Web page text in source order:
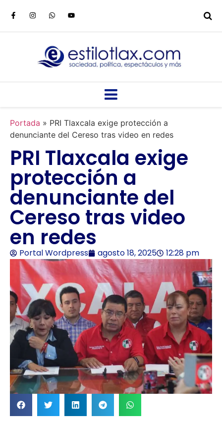
Portada » PRI Tlaxcala exige protección a
denunciante del Cereso tras video en redes
PRI Tlaxcala exige
protección a
denunciante del
Cereso tras video
en redes
Portal Wordpress agosto 18, 2025 12:28 pm